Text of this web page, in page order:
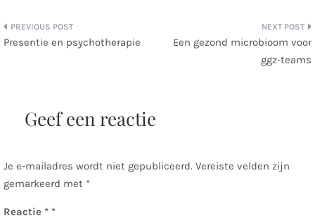
Bericht
Presentie en psychotherapie
Een gezond microbioom voor
ggz-teams
Geef een reactie
Je e-mailadres wordt niet gepubliceerd. Vereiste velden zijn
gemarkeerd met *
Reactie *